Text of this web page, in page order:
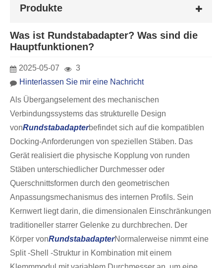
Produkte
Was ist Rundstabadapter? Was sind die
Hauptfunktionen?
2025-05-07
3
Hinterlassen Sie mir eine Nachricht
Als Übergangselement des mechanischen
Verbindungssystems das strukturelle Design
vonRundstabadapterbefindet sich auf die kompatiblen
Docking-Anforderungen von speziellen Stäben. Das
Gerät realisiert die physische Kopplung von runden
Stäben unterschiedlicher Durchmesser oder
Querschnittsformen durch den geometrischen
Anpassungsmechanismus des internen Profils. Sein
Kernwert liegt darin, die dimensionalen Einschränkungen
traditioneller starrer Gelenke zu durchbrechen. Der
Körper vonRundstabadapterNormalerweise nimmt eine
Split -Shell -Struktur in Kombination mit einem